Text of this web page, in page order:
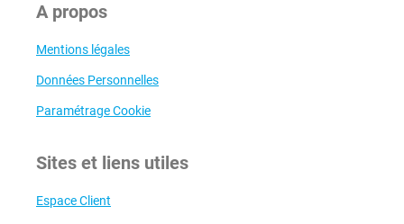
A propos
Mentions légales
Données Personnelles
Paramétrage Cookie
Sites et liens utiles
Espace Client